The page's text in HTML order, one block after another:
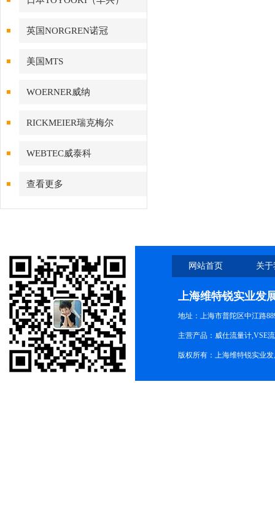
英国NORGREN诺冠
美国MTS
WOERNER威纳
RICKMEIER瑞克梅尔
WEBTEC威泰科
查看更多
网站首页 关
上海维特锐实业发
地址：上海市普陀区中江路
主营产品：威仕流量计,VSE
版权所有：上海维特锐实业